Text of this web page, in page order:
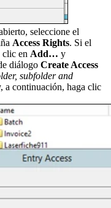
seleccione el
Access Rights. Si el
clic en Add… y
diálogo Create Access
subfolder and
a continuación, haga clic